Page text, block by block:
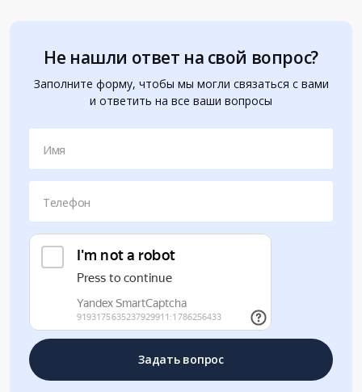
Не нашли ответ на свой вопрос?
Заполните форму, чтобы мы могли связаться с вами
и ответить на все ваши вопросы
Имя
Телефон
Задать вопрос